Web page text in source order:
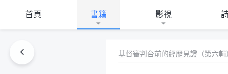
首頁 書籍 影視
基督審判台前的經歷見證（第六輯